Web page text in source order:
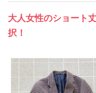
大人女性のショート
択！